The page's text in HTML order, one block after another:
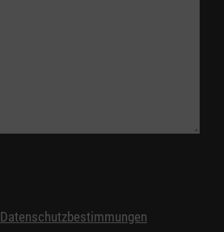
Datenschutzbestimmungen